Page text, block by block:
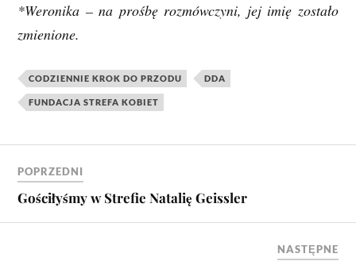
*Weronika – na prośbę rozmówczyni, jej imię zostało
zmienione.
CODZIENNIE KROK DO PRZODU DDA
FUNDACJA STREFA KOBIET
POPRZEDNI
Gościłyśmy w Strefie Natalię Geissler
NASTĘPNE